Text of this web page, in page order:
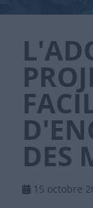
DES
15 octobre